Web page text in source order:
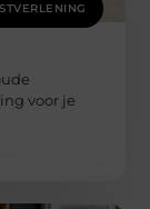
voor je